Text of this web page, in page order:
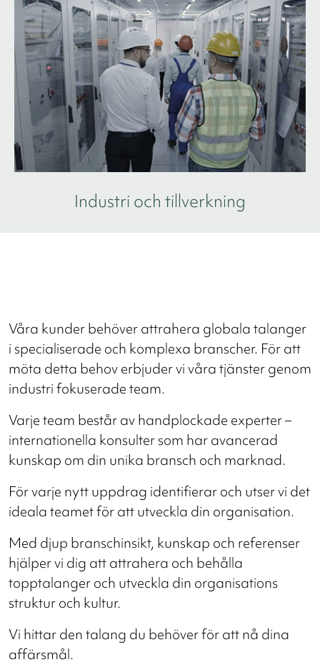
Industri och tillverkning
Våra kunder behöver attrahera globala talanger
i specialiserade och komplexa branscher. För att
möta detta behov erbjuder vi våra tjänster genom
industri fokuserade team.
Varje team består av handplockade experter –
internationella konsulter som har avancerad
kunskap om din unika bransch och marknad.
För varje nytt uppdrag identifierar och utser vi det
ideala teamet för att utveckla din organisation.
Med djup branschinsikt, kunskap och referenser
hjälper vi dig att attrahera och behålla
topptalanger och utveckla din organisations
struktur och kultur.
Vi hittar den talang du behöver för att nå dina
affärsmål.